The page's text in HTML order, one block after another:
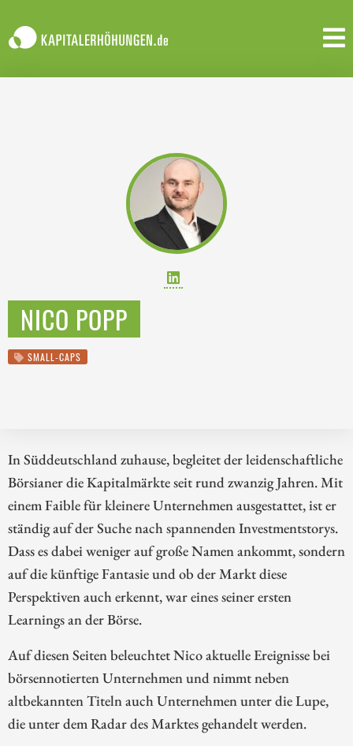
NICO POPP
SMALL-CAPS
In Süddeutschland zuhause, begleitet der leidenschaftliche
Börsianer die Kapitalmärkte seit rund zwanzig Jahren. Mit
einem Faible für kleinere Unternehmen ausgestattet, ist er
ständig auf der Suche nach spannenden Investmentstorys.
Dass es dabei weniger auf große Namen ankommt, sondern
auf die künftige Fantasie und ob der Markt diese
Perspektiven auch erkennt, war eines seiner ersten
Learnings an der Börse.
Auf diesen Seiten beleuchtet Nico aktuelle Ereignisse bei
börsennotierten Unternehmen und nimmt neben
altbekannten Titeln auch Unternehmen unter die Lupe,
die unter dem Radar des Marktes gehandelt werden.